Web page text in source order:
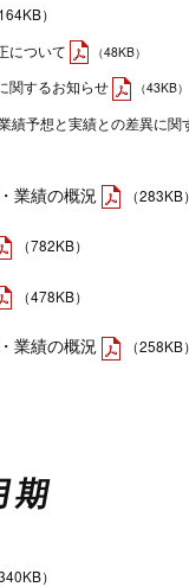
）
について
（48KB）
関するお知らせ （43KB）
績予想と実績との差異に関
業績の概況 （283KB）
（782KB）
（478KB）
業績の概況 （258KB）
期
）